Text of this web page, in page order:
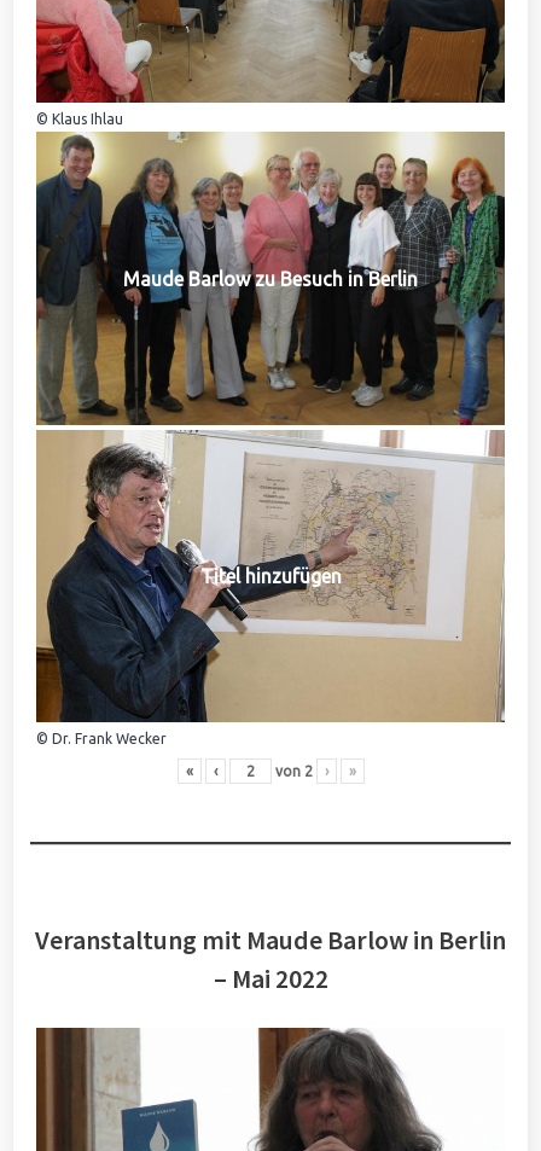
© Klaus Ihlau
Maude Barlow zu Besuch in Berlin
Titel hinzufügen
© Dr. Frank Wecker
« ‹ von 2 › »
Veranstaltung mit Maude Barlow in Berlin
– Mai 2022